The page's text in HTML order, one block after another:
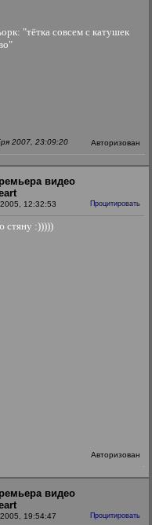
"тётка совсем с катушек
2007, 23:09:20 Авторизован
видео
12:32:53 Процитировать
стяну :)))))
Авторизован
видео
19:54:47 Процитировать